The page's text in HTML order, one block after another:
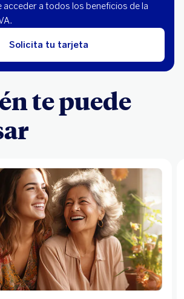
acceder a todos los beneficios de la
Solicita tu tarjeta
te puede